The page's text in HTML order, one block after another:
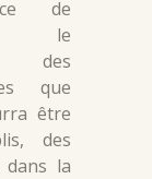
de
le
des
que
être
des
dans la